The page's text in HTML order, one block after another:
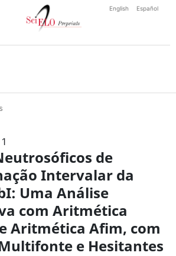
English Español
de
Intervalar da
Uma Análise
com Aritmética
Aritmética Afim, com
e Hesitantes